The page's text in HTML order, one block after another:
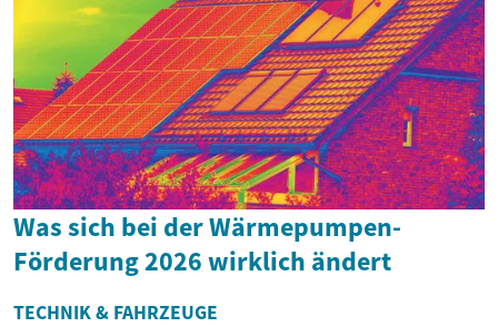
Was sich bei der Wärmepumpen-
Förderung 2026 wirklich ändert
TECHNIK & FAHRZEUGE